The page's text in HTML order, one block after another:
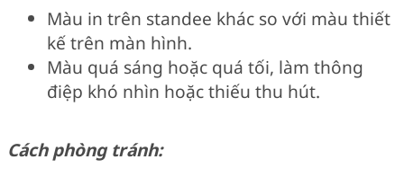
Màu in trên standee khác so với màu thiết
kế trên màn hình.
Màu quá sáng hoặc quá tối, làm thông
điệp khó nhìn hoặc thiếu thu hút.
Cách phòng tránh: